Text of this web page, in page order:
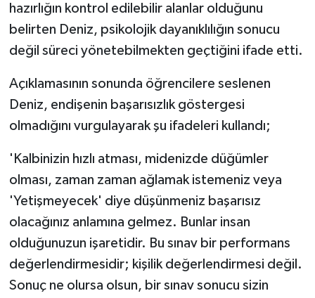
hazırlığın kontrol edilebilir alanlar olduğunu
belirten Deniz, psikolojik dayanıklılığın sonucu
değil süreci yönetebilmekten geçtiğini ifade etti.
Açıklamasının sonunda öğrencilere seslenen
Deniz, endişenin başarısızlık göstergesi
olmadığını vurgulayarak şu ifadeleri kullandı;
'Kalbinizin hızlı atması, midenizde düğümler
olması, zaman zaman ağlamak istemeniz veya
'Yetişmeyecek' diye düşünmeniz başarısız
olacağınız anlamına gelmez. Bunlar insan
olduğunuzun işaretidir. Bu sınav bir performans
değerlendirmesidir; kişilik değerlendirmesi değil.
Sonuç ne olursa olsun, bir sınav sonucu sizin